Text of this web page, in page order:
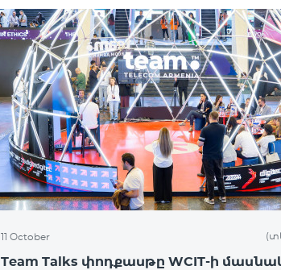
11 October
Team Talks փոդքասթը WCIT-ի